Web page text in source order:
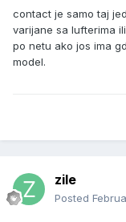
contact je samo taj
varijane sa lufterima
po netu ako jos ima
model.
zile
Posted